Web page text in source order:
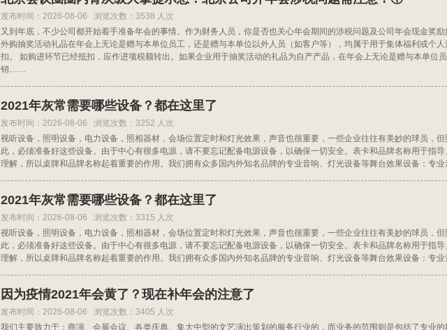
发布时间：2026-08-06 浏览次数：3538 人次
又到年底，不少公司都开始着手准备年会的事情。作为财务人员，你是否也关心年会期间的涉税问题及公司年会现金奖
外购抽奖活动礼品在年会上无论是赠与本单位员工，还是赠与本单位以外人员（如客户等），均属于用于集体福利或个
扣。 如购进环节已经抵扣，应作进项税额转出。如果企业用于抽奖活动的礼品为自产产品，在年会上无论是赠与本单位
销……
2021年灰常需要哪些设备？都在这里了
发布时间：2026-08-06 浏览次数：3252 人次
视听设备，照明设备，电力设备，照相器材，会场位置定时和灯光效果，声音也很重要，一些企业往往有美妙的球员，
此，必须准备好这些设备。由于中心有很多电源，请不要忘记配备电源设备，以确保一切安全。表卡和品牌名称用于指
理解，所以桌牌和品牌名称起着重要的作用。我们拥有众多国内外知名品牌的专业音响、灯光设备等舞台效果设备：
2021年灰常需要哪些设备？都在这里了
发布时间：2026-08-06 浏览次数：3315 人次
视听设备，照明设备，电力设备，照相器材，会场位置定时和灯光效果，声音也很重要，一些企业往往有美妙的球员，
此，必须准备好这些设备。由于中心有很多电源，请不要忘记配备电源设备，以确保一切安全。表卡和品牌名称用于指
理解，所以桌牌和品牌名称起着重要的作用。我们拥有众多国内外知名品牌的专业音响、灯光设备等舞台效果设备：
因为疫情2021年会黄了？现在补年会的注意了
发布时间：2026-08-06 浏览次数：3405 人次
我们主要致力于：商演、会展会议、各类庆典、集大中型的文艺演出策划的服务行业的，而业务的范围则是包括了专业